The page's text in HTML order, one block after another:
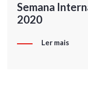
Semana
2020
Ler mais